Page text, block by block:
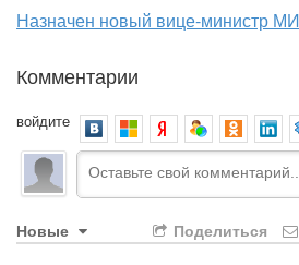
Назначен новый вице-министр
Комментарии
войдите
Новые Поделиться